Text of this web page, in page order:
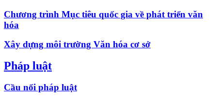
Chương trình Mục tiêu quốc gia về phát triển văn
hóa
Xây dựng môi trường Văn hóa cơ sở
Pháp luật
Cầu nối pháp luật